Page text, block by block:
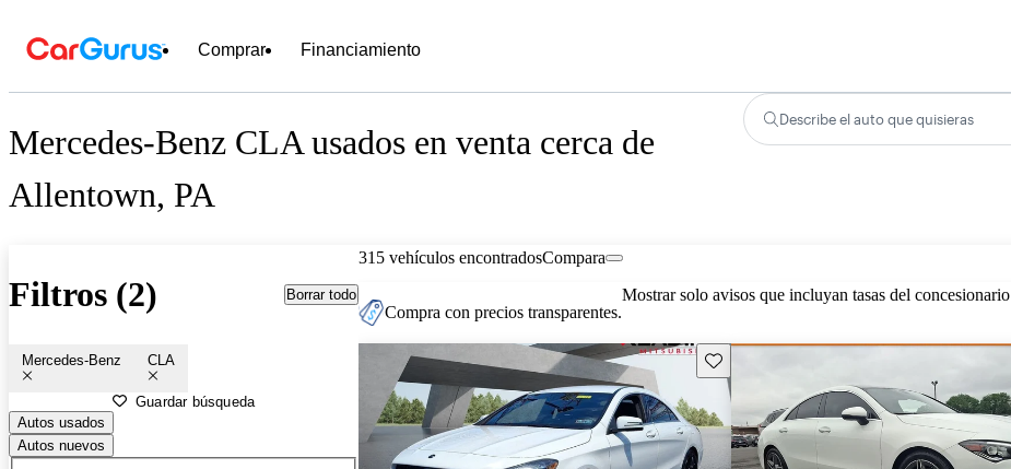
Comprar Financiamiento
Mercedes-Benz CLA usados en venta cerca de
Allentown, PA
Describe el auto que quisieras
Filtros (2) Borrar todo
Mercedes-Benz CLA
Guardar búsqueda
Autos usados
Autos nuevos
315 vehículos encontradosCompara
Compra con precios transparentes.
Mostrar solo avisos que incluyan tasas del concesionario
Guarda este Aviso